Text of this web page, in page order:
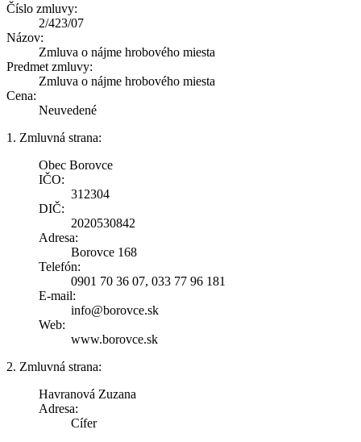
Číslo zmluvy:
2/423/07
Názov:
Zmluva o nájme hrobového miesta
Predmet zmluvy:
Zmluva o nájme hrobového miesta
Cena:
Neuvedené
1. Zmluvná strana:
Obec Borovce
IČO:
312304
DIČ:
2020530842
Adresa:
Borovce 168
Telefón:
0901 70 36 07, 033 77 96 181
E-mail:
info@borovce.sk
Web:
www.borovce.sk
2. Zmluvná strana:
Havranová Zuzana
Adresa:
Cífer